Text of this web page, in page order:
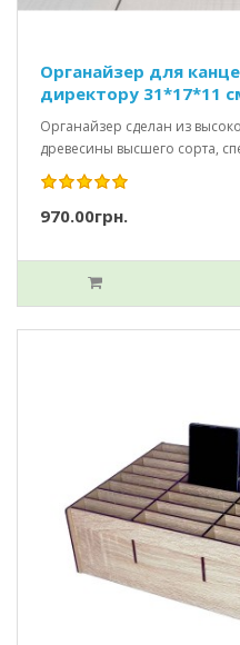
Органайзер для
директору 31*17*11
Органайзер сделан из
древесины высшего сорта,
970.00грн.